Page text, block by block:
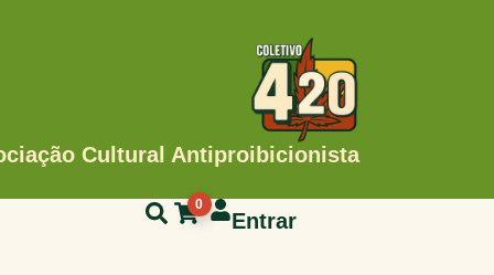
Cultural Antiproibicionista
0
Entrar